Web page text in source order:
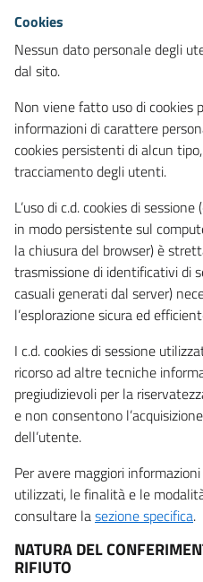
Cookies
Nessun dato personale degli
dal sito.
Non viene fatto uso di cookies
informazioni di carattere
cookies persistenti di alcun
tracciamento degli utenti.
L’uso di c.d. cookies di
in modo persistente sul
la chiusura del browser) è
trasmissione di identificativi di
casuali generati dal server)
l’esplorazione sicura ed
I c.d. cookies di sessione
ricorso ad altre tecniche
pregiudizievoli per la
e non consentono
dell’utente.
Per avere maggiori
utilizzati, le finalità e le
consultare lasezione specifica.
NATURA DEL
RIFIUTO